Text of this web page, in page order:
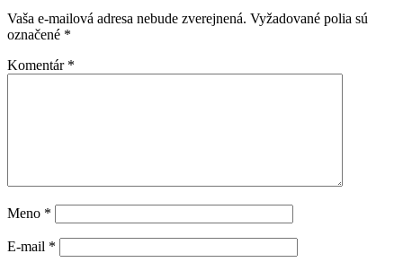
Vaša e-mailová adresa nebude zverejnená. Vyžadované polia sú
označené *
Komentár *
Meno *
E-mail *